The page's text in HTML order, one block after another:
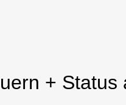
+ Status